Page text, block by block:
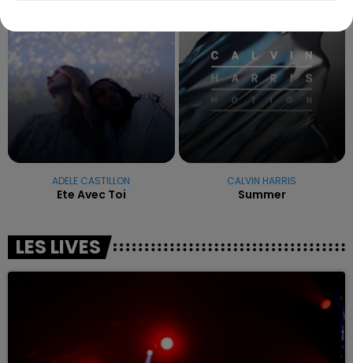
ADELE CASTILLON
Ete Avec Toi
CALVIN HARRIS
Summer
LES LIVES